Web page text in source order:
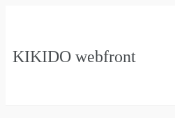
KIKIDO webfront